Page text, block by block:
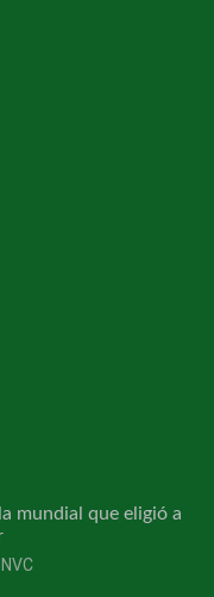
mundial que eligió a